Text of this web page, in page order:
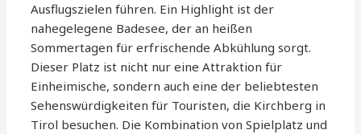
Ausflugszielen führen. Ein Highlight ist der
nahegelegene Badesee, der an heißen
Sommertagen für erfrischende Abkühlung sorgt.
Dieser Platz ist nicht nur eine Attraktion für
Einheimische, sondern auch eine der beliebtesten
Sehenswürdigkeiten für Touristen, die Kirchberg in
Tirol besuchen. Die Kombination von Spielplatz und